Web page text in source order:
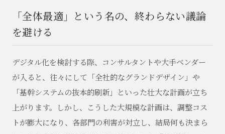
「全体最適」という名の、終わらない議論
を避ける
デジタル化を検討する際、コンサルタントや大手ベンダー
が入ると、往々にして「全社的なグランドデザイン」や
「基幹システムの抜本的刷新」といった壮大な計画が立ち
上がります。しかし、こうした大規模な計画は、調整コス
トが膨大になり、各部門の利害が対立し、結局何も決まら